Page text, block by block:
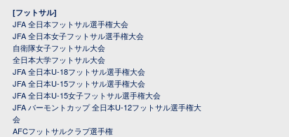
[フットサル]
JFA 全日本フットサル選手権大会
JFA 全日本女子フットサル選手権大会
自衛隊女子フットサル大会
全日本大学フットサル大会
JFA 全日本U-18フットサル選手権大会
JFA 全日本U-15フットサル選手権大会
JFA 全日本U-15女子フットサル選手権大会
JFA バーモントカップ 全日本U-12フットサル選手権大
会
AFCフットサルクラブ選手権